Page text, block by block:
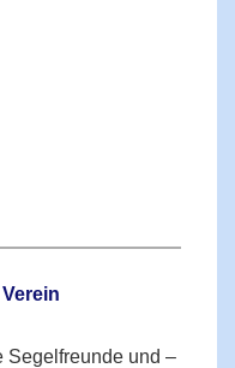
Segelfreunde und –